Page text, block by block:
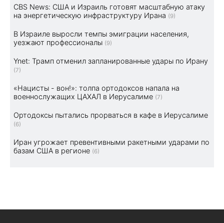
CBS News: США и Израиль готовят масштабную атаку
на энергетическую инфраструктуру Ирана (9)
В Израиле выросли темпы эмиграции населения,
уезжают профессионалы (9)
Ynet: Трамп отменил запланированные удары по Ирану
(7)
«Нацисты - вон!»: толпа ортодоксов напала на
военнослужащих ЦАХАЛ в Иерусалиме (7)
Ортодоксы пытались прорваться в кафе в Иерусалиме
(6)
Иран угрожает превентивными ракетными ударами по
базам США в регионе (6)